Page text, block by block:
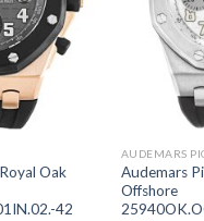
Oak
42
AUDEMARS
Audemars
Offshore